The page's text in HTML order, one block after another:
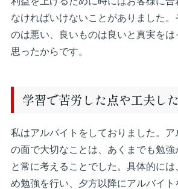
なければいけないことがありました。
のは悪い、良いものは良いと真実をは
思ったからです。
学習で苦労した点や工夫し
私はアルバイトをしておりました。ア
の面で大切なことは、あくまでも勉強
と常に考えることでした。具体的には
め勉強を行い、夕方以降にアルバイト